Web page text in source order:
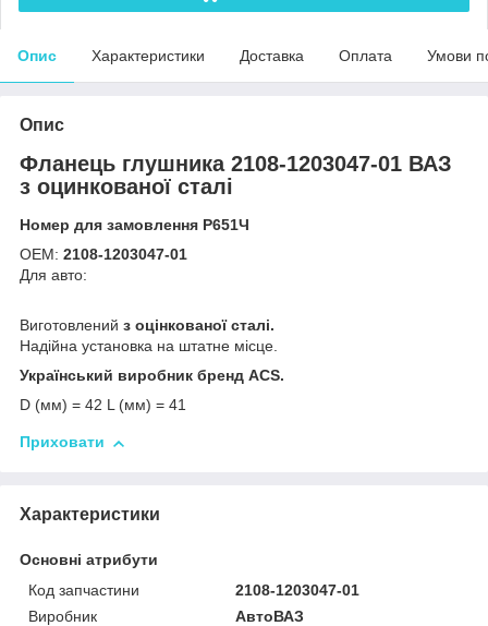
Опис Характеристики Доставка Оплата Умови
Опис
Фланець глушника 2108-1203047-01 ВАЗ
з оцинкованої сталі
Номер для замовлення Р651Ч
ОЕМ: 2108-1203047-01
Для авто:
Виготовлений з оцінкованої сталі.
Надійна установка на штатне місце.
Український виробник бренд ACS.
D (мм) = 42 L (мм) = 41
Приховати
Характеристики
Основні атрибути
Код запчастини
2108-1203047-01
Виробник
АвтоВАЗ